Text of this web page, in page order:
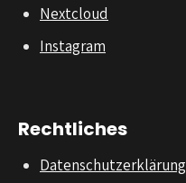
Nextcloud
Instagram
Rechtliches
Datenschutzerklärung